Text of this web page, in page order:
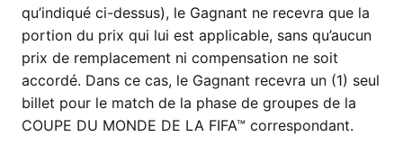
qu’indiqué ci-dessus), le Gagnant ne recevra que la
portion du prix qui lui est applicable, sans qu’aucun
prix de remplacement ni compensation ne soit
accordé. Dans ce cas, le Gagnant recevra un (1) seul
billet pour le match de la phase de groupes de la
COUPE DU MONDE DE LA FIFA™ correspondant.